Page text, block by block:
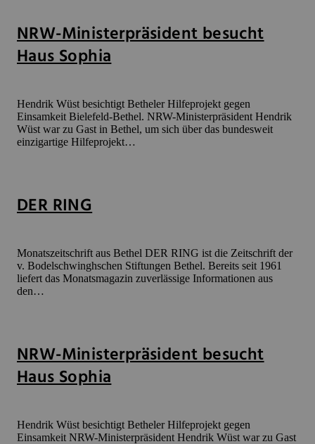
NRW-Ministerpräsident besucht
Haus Sophia
Hendrik Wüst besichtigt Betheler Hilfeprojekt gegen
Einsamkeit Bielefeld-Bethel. NRW-Ministerpräsident Hendrik
Wüst war zu Gast in Bethel, um sich über das bundesweit
einzigartige Hilfeprojekt…
DER RING
Monatszeitschrift aus Bethel DER RING ist die Zeitschrift der
v. Bodelschwinghschen Stiftungen Bethel. Bereits seit 1961
liefert das Monatsmagazin zuverlässige Informationen aus
den…
NRW-Ministerpräsident besucht
Haus Sophia
Hendrik Wüst besichtigt Betheler Hilfeprojekt gegen
Einsamkeit NRW-Ministerpräsident Hendrik Wüst war zu Gast